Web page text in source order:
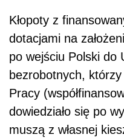
Kłopoty z
dotacjami na
po wejściu Polski do
bezrobotnych,
Pracy
dowiedziało się po
muszą z własnej